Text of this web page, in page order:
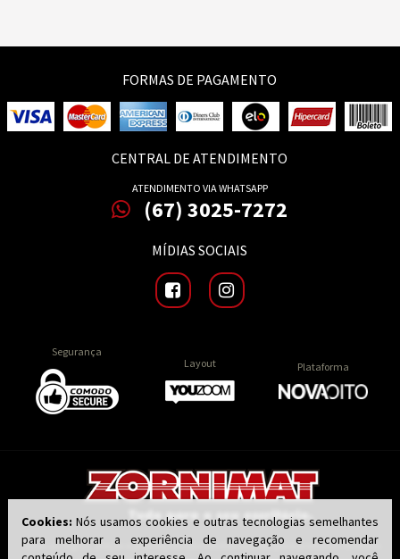
FORMAS DE PAGAMENTO
CENTRAL DE ATENDIMENTO
ATENDIMENTO VIA WHATSAPP
(67) 3025-7272
MÍDIAS SOCIAIS
Segurança
Layout
Plataforma
Todas as regras, preços e promoções são válidas apenas para produtos vendidos
Cookies: Nós usamos cookies e outras tecnologias semelhantes
para melhorar a experiência de navegação e recomendar